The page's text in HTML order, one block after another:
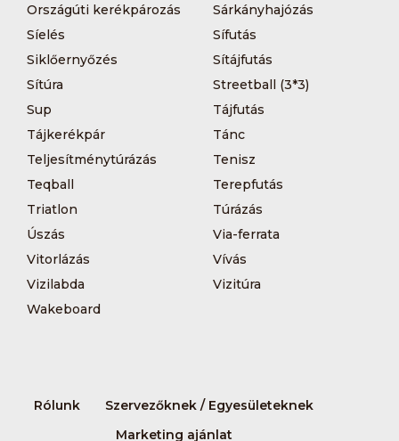
Országúti kerékpározás
Sárkányhajózás
Síelés
Sífutás
Siklőernyőzés
Sítájfutás
Sítúra
Streetball (3*3)
Sup
Tájfutás
Tájkerékpár
Tánc
Teljesítménytúrázás
Tenisz
Teqball
Terepfutás
Triatlon
Túrázás
Úszás
Via-ferrata
Vitorlázás
Vívás
Vizilabda
Vizitúra
Wakeboard
Rólunk
Szervezőknek / Egyesületeknek
Marketing ajánlat